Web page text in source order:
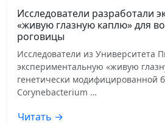
Исследователи разработали
«живую глазную каплю» для
роговицы
Исследователи из Университета
экспериментальную «живую
генетически модифицированной
Corynebacterium …
Читать →